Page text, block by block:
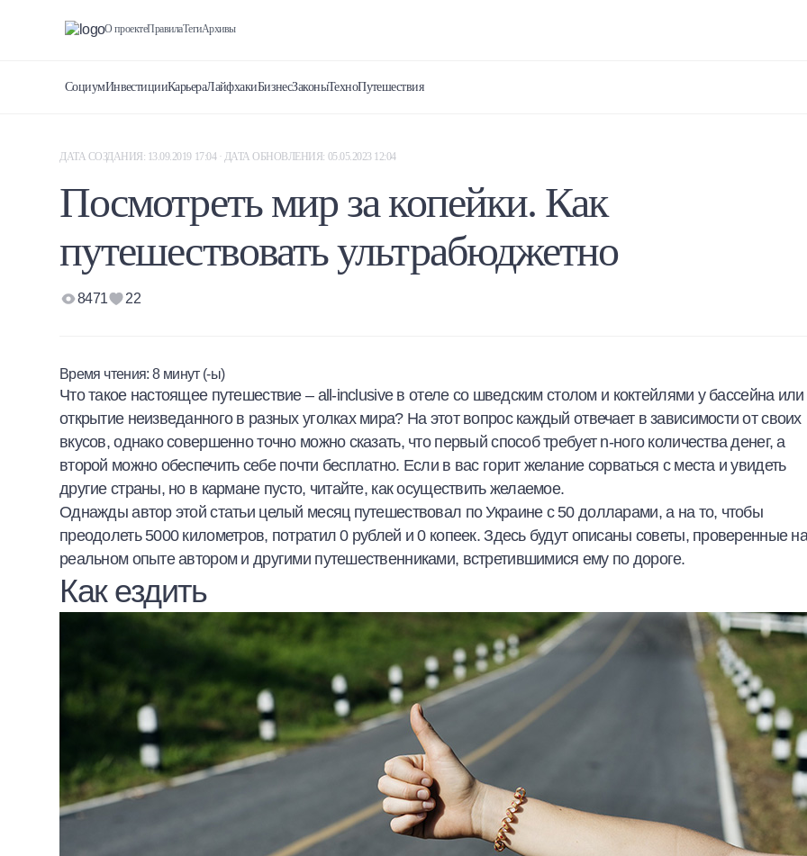
О проектеПравилаТегиАрхивы
СоциумИнвестицииКарьераЛайфхакиБизнесЗаконыТехноПутешествия
Халва
Онлайн-обменник
Премиальный сервис Prime Line
Мобильный банк MOBY
Потребительский кредит
Карта КАКТУС
Продукты для Бизнеса
ДАТА СОЗДАНИЯ: 13.09.2019 17:04 · ДАТА ОБНОВЛЕНИЯ: 05.05.2023 12:04
Посмотреть мир за копейки. Как
путешествовать ультрабюджетно
8471 22
Время чтения:8 минут (-ы)
Что такое настоящее путешествие – all-inclusive в отеле со шведским столом и коктейлями у бассейна или
открытие неизведанного в разных уголках мира? На этот вопрос каждый отвечает в зависимости от своих
вкусов, однако совершенно точно можно сказать, что первый способ требует n-ного количества денег, а
второй можно обеспечить себе почти бесплатно. Если в вас горит желание сорваться с места и увидеть
другие страны, но в кармане пусто, читайте, как осуществить желаемое.
Однажды автор этой статьи целый месяц путешествовал по Украине с 50 долларами, а на то, чтобы
преодолеть 5000 километров, потратил 0 рублей и 0 копеек. Здесь будут описаны советы, проверенные
реальном опыте автором и другими путешественниками, встретившимися ему по дороге.
Как ездить